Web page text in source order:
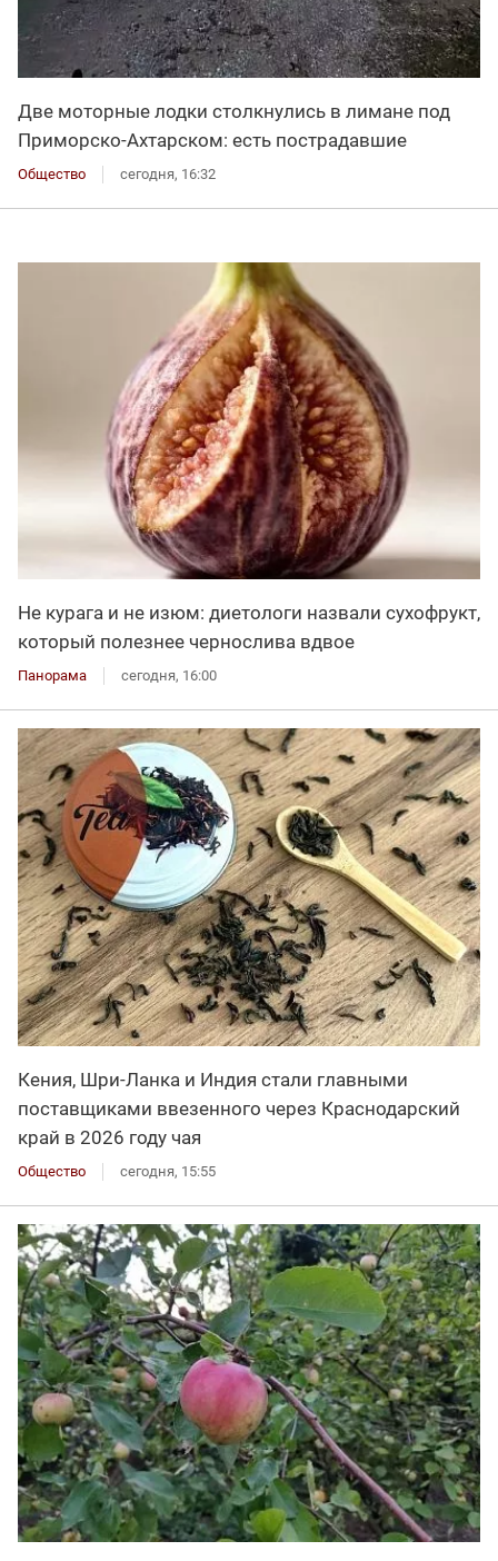
Две моторные лодки столкнулись в лимане под
Приморско-Ахтарском: есть пострадавшие
Общество сегодня, 16:32
Не курага и не изюм: диетологи назвали сухофрукт,
который полезнее чернослива вдвое
Панорама сегодня, 16:00
Кения, Шри-Ланка и Индия стали главными
поставщиками ввезенного через Краснодарский
край в 2026 году чая
Общество сегодня, 15:55